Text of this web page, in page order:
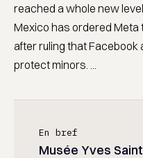
reached a whole new
Mexico has ordered Meta
after ruling that Facebook
protect minors. ...
En bref
Musée Yves